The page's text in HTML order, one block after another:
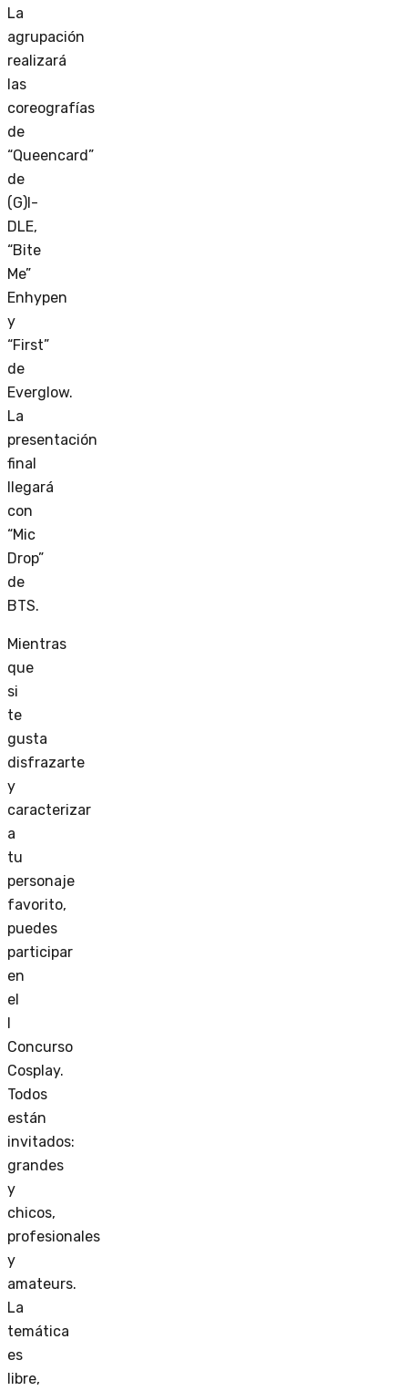
La
agrupación
realizará
las
coreografías
de
“Queencard”
de
(G)I-
DLE,
“Bite
Me”
Enhypen
y
“First”
de
Everglow.
La
presentación
final
llegará
con
“Mic
Drop”
de
BTS.
Mientras
que
si
te
gusta
disfrazarte
y
caracterizar
a
tu
personaje
favorito,
puedes
participar
en
el
Concurso
Cosplay.
Todos
están
invitados:
grandes
y
chicos,
profesionales
y
amateurs.
La
temática
es
libre,